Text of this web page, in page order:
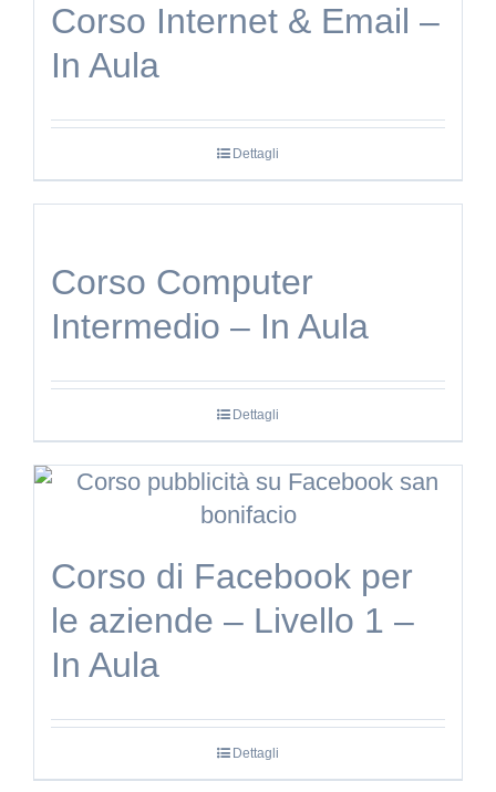
Corso Internet & Email –
In Aula
Dettagli
Corso Computer
Intermedio – In Aula
Dettagli
Corso di Facebook per
le aziende – Livello 1 –
In Aula
Dettagli